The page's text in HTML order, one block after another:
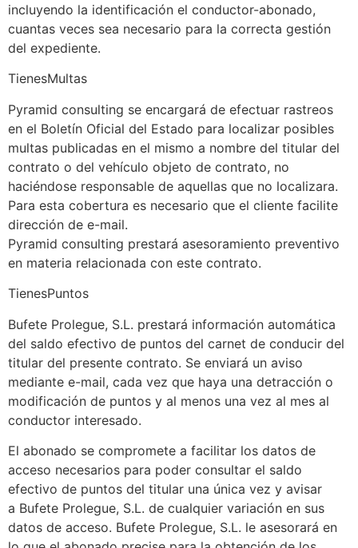
incluyendo la identificación el conductor-abonado,
cuantas veces sea necesario para la correcta gestión
del expediente.
TienesMultas
Pyramid consulting se encargará de efectuar rastreos
en el Boletín Oficial del Estado para localizar posibles
multas publicadas en el mismo a nombre del titular del
contrato o del vehículo objeto de contrato, no
haciéndose responsable de aquellas que no localizara.
Para esta cobertura es necesario que el cliente facilite
dirección de e-mail.
Pyramid consulting prestará asesoramiento preventivo
en materia relacionada con este contrato.
TienesPuntos
Bufete Prolegue, S.L. prestará información automática
del saldo efectivo de puntos del carnet de conducir del
titular del presente contrato. Se enviará un aviso
mediante e-mail, cada vez que haya una detracción o
modificación de puntos y al menos una vez al mes al
conductor interesado.
El abonado se compromete a facilitar los datos de
acceso necesarios para poder consultar el saldo
efectivo de puntos del titular una única vez y avisar
a Bufete Prolegue, S.L. de cualquier variación en sus
datos de acceso. Bufete Prolegue, S.L. le asesorará en